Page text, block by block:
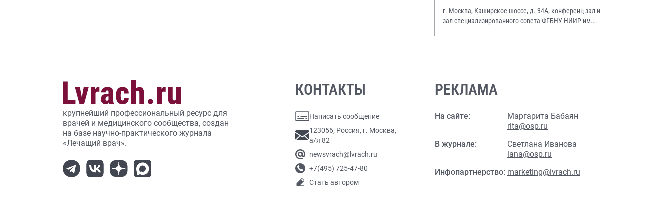
г. Москва, Каширское шоссе, д. 34А, конференц-зал и
зал специализированного совета ФГБНУ НИИР им.
крупнейший профессиональный ресурс для
врачей и медицинского сообщества, создан
на базе научно-практического журнала
«Лечащий врач».
КОНТАКТЫ
Написать сообщение
123056, Россия, г. Москва,
а/я 82
newsvrach@lvrach.ru
+7(495) 725-47-80
Стать автором
РЕКЛАМА
На сайте:
Маргарита Бабаян
rita@osp.ru
В журнале:
Светлана Иванова
lana@osp.ru
Инфопартнерство: marketing@lvrach.ru